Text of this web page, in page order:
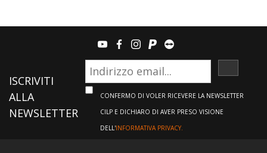
youtubefacebook
instagram
paypalteamviewer
ISCRIVITI
ALLA
NEWSLETTER
CONFERMO DI VOLER RICEVERE LA NEWSLETTER
CILP E DICHIARO DI AVER PRESO VISIONE
DELL'INFORMATIVA PRIVACY.